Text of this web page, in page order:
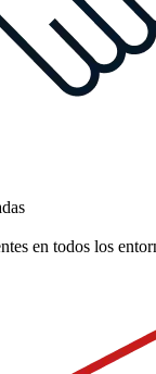
en todos los